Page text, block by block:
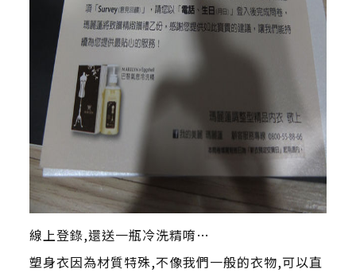
線上登錄,還送一瓶冷洗精唷…
塑身衣因為材質特殊,不像我們一般的衣物,可以直